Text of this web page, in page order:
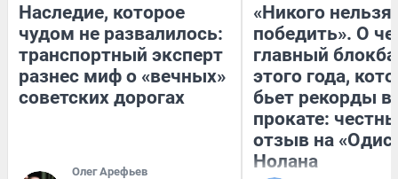
Наследие, которое
чудом не развалилось:
транспортный эксперт
разнес миф о «вечных»
советских дорогах
Олег Арефьев
«Никого нельзя
победить». О
главный
этого года,
бьет рекорды в
прокате:
отзыв на
Нолана